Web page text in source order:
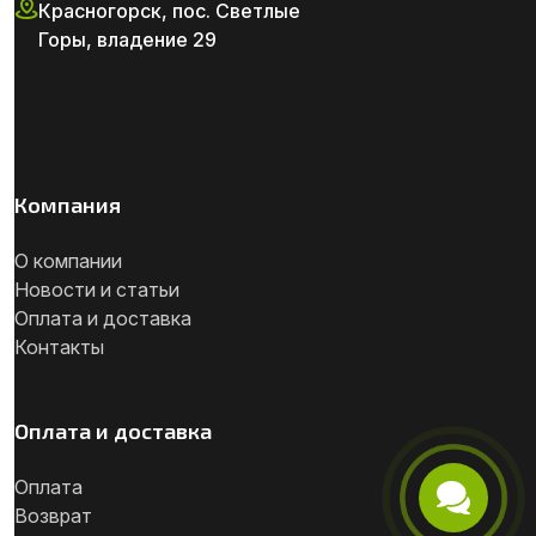
Красногорск, пос. Светлые
Горы, владение 29
Компания
О компании
Новости и статьи
Оплата и доставка
Контакты
Оплата и доставка
Оплата
Возврат